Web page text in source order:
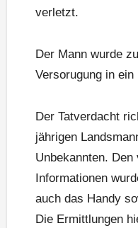
verletzt.
Der Mann wurde
Versorugung in
Der Tatverdacht
jährigen
Unbekannten. Den
Informationen
auch das Handy
Die Ermittlungen